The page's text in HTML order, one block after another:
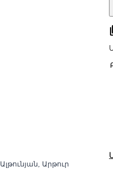
Ալթունյան, Արթուր